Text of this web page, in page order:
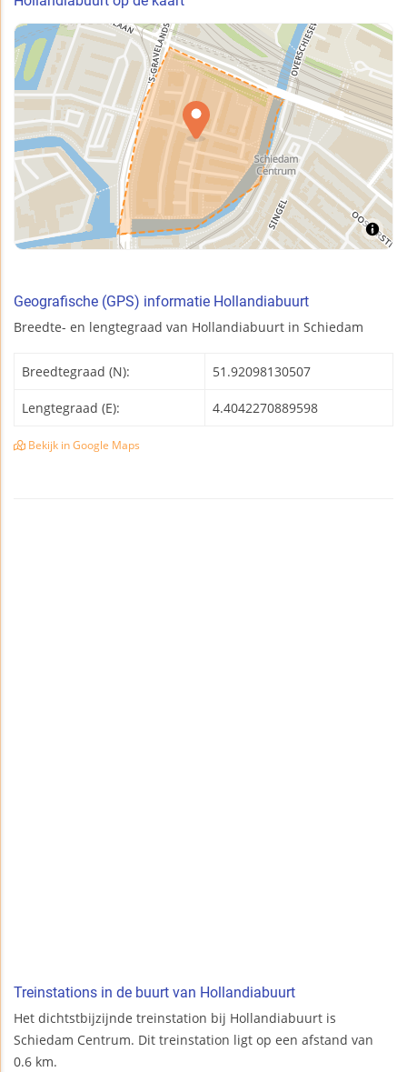
Geografische (GPS) informatie Hollandiabuurt
Breedte- en lengtegraad van Hollandiabuurt in Schiedam
Breedtegraad (N): 51.92098130507
Lengtegraad (E): 4.4042270889598
Bekijk in Google Maps
Treinstations in de buurt van Hollandiabuurt
Het dichtstbijzijnde treinstation bij Hollandiabuurt is
Schiedam Centrum. Dit treinstation ligt op een afstand van
0.6 km.